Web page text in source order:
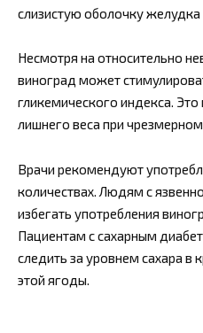
слизистую оболочку желудка
Несмотря на относительно
виноград может
гликемического индекса.
лишнего веса при
Врачи рекомендуют
количествах. Людям с
избегать употребления
Пациентам с сахарным
следить за уровнем сахара в
этой ягоды.